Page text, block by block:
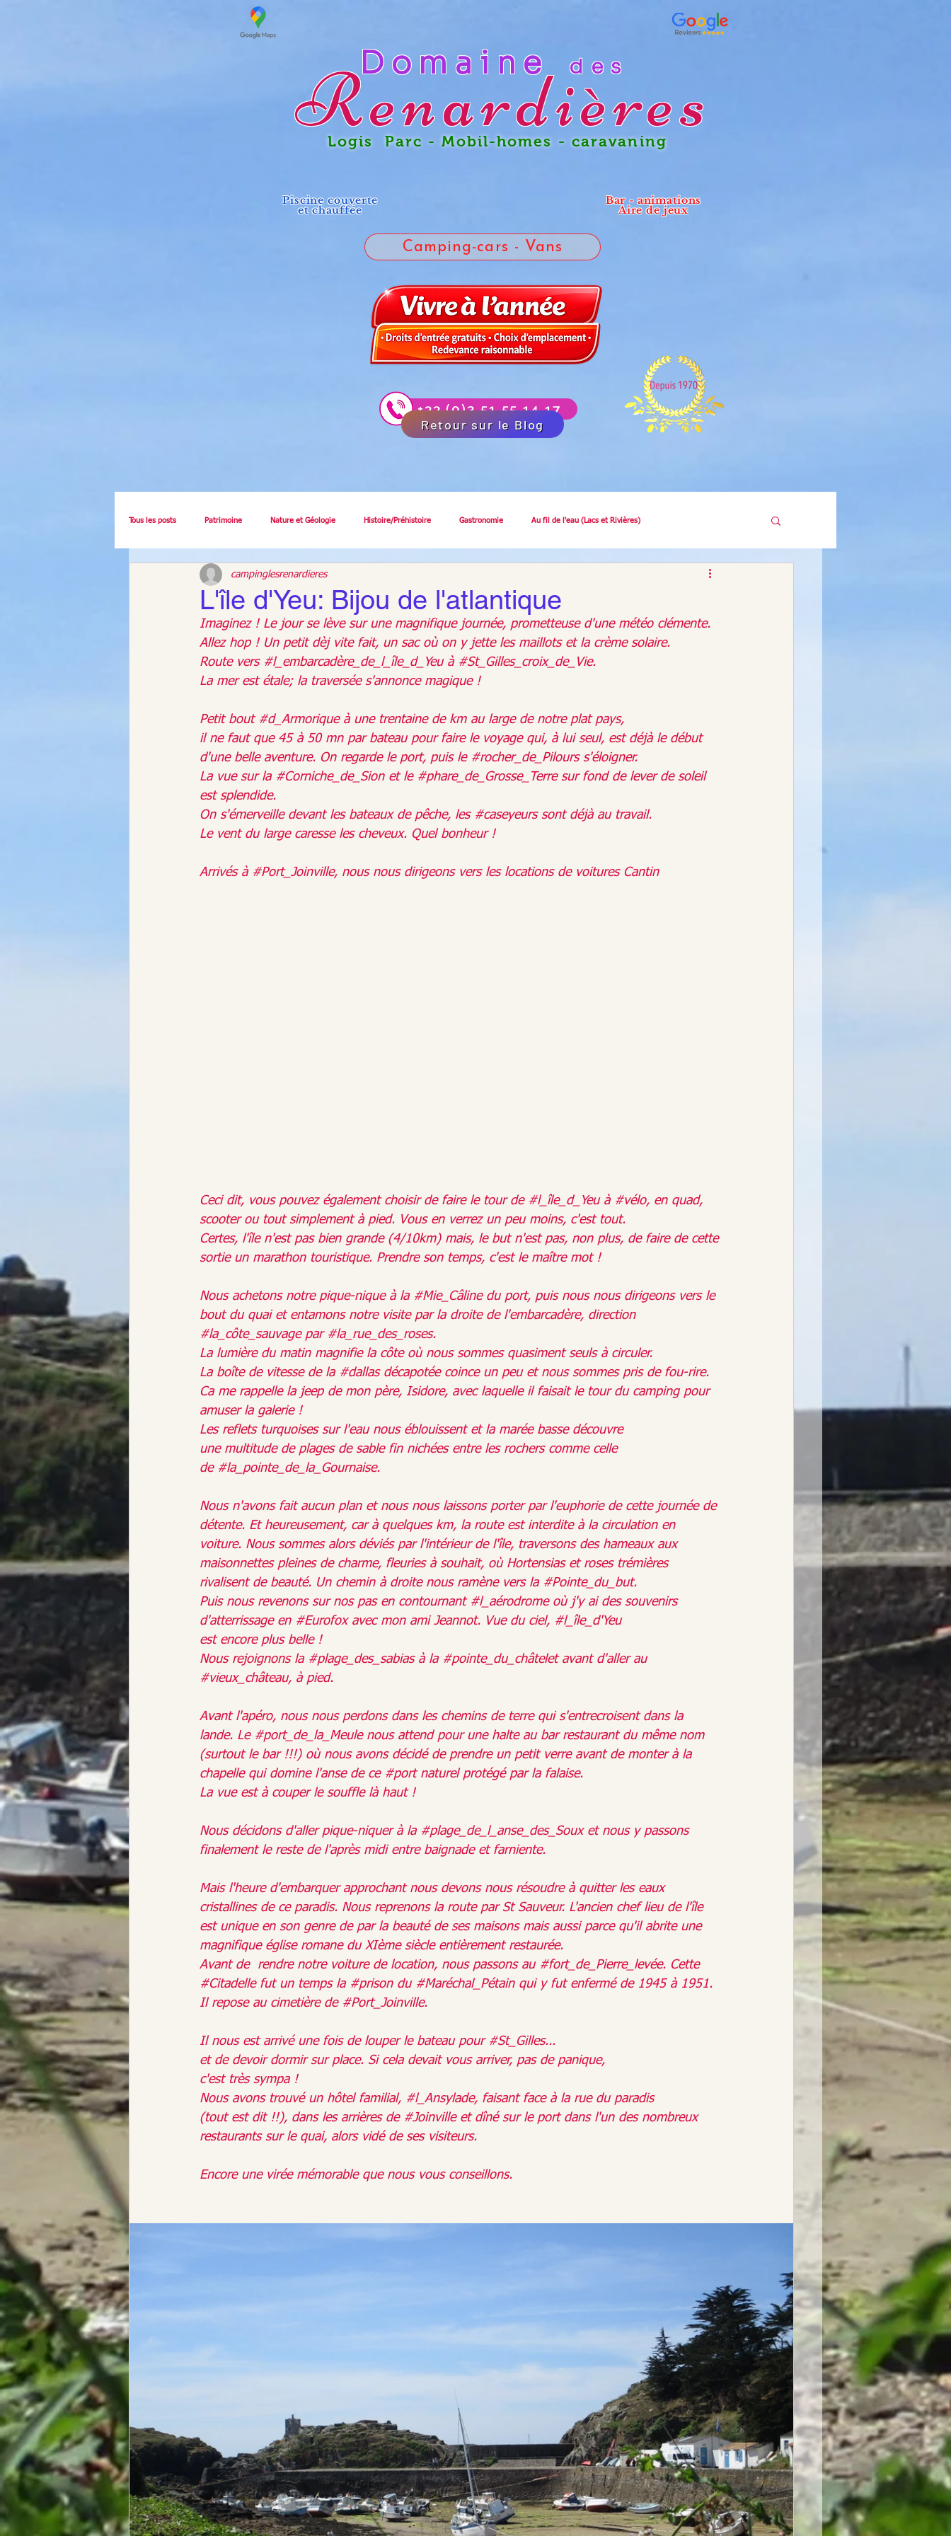
Domaine des
Renardières
Logis Parc - Mobil-homes - caravaning
Piscine couverte
et chauffée
Bar - animations
Aire de jeux
Camping-cars - Vans
+33 (0)2 51 55 14 17
Retour sur le Blog
Tous les posts Patrimoine Nature et Géologie Histoire/Préhistoire Gastronomie Au fil de l'eau (Lacs et Rivières)
L'île d'Yeu: Bijou de l'atlantique
campinglesrenardieres
Imaginez ! Le jour se lève sur une magnifique journée, prometteuse d'une météo clémente.
Allez hop ! Un petit dèj vite fait, un sac où on y jette les maillots et la crème solaire.
Route vers #l_embarcadère_de_l_île_d_Yeu à #St_Gilles_croix_de_Vie.
La mer est étale; la traversée s'annonce magique !
Petit bout #d_Armorique à une trentaine de km au large de notre plat pays,
il ne faut que 45 à 50 mn par bateau pour faire le voyage qui, à lui seul, est déjà le début
d'une belle aventure. On regarde le port, puis le #rocher_de_Pilours s'éloigner.
La vue sur la #Corniche_de_Sion et le #phare_de_Grosse_Terre sur fond de lever de soleil
est splendide.
On s'émerveille devant les bateaux de pêche, les #caseyeurs sont déjà au travail.
Le vent du large caresse les cheveux. Quel bonheur !
Arrivés à #Port_Joinville, nous nous dirigeons vers les locations de voitures Cantin
Ceci dit, vous pouvez également choisir de faire le tour de #l_île_d_Yeu à #vélo, en quad,
scooter ou tout simplement à pied. Vous en verrez un peu moins, c'est tout.
Certes, l'île n'est pas bien grande (4/10km) mais, le but n'est pas, non plus, de faire de cette
sortie un marathon touristique. Prendre son temps, c'est le maître mot !
Nous achetons notre pique-nique à la #Mie_Câline du port, puis nous nous dirigeons vers le
bout du quai et entamons notre visite par la droite de l'embarcadère, direction
#la_côte_sauvage par #la_rue_des_roses.
La lumière du matin magnifie la côte où nous sommes quasiment seuls à circuler.
La boîte de vitesse de la #dallas décapotée coince un peu et nous sommes pris de fou-rire.
Ca me rappelle la jeep de mon père, Isidore, avec laquelle il faisait le tour du camping pour
amuser la galerie !
Les reflets turquoises sur l'eau nous éblouissent et la marée basse découvre
une multitude de plages de sable fin nichées entre les rochers comme celle
de #la_pointe_de_la_Gournaise.
Nous n'avons fait aucun plan et nous nous laissons porter par l'euphorie de cette journée de
détente. Et heureusement, car à quelques km, la route est interdite à la circulation en
voiture. Nous sommes alors déviés par l'intérieur de l'île, traversons des hameaux aux
maisonnettes pleines de charme, fleuries à souhait, où Hortensias et roses trémières
rivalisent de beauté. Un chemin à droite nous ramène vers la #Pointe_du_but.
Puis nous revenons sur nos pas en contournant #l_aérodrome où j'y ai des souvenirs
d'atterrissage en #Eurofox avec mon ami Jeannot. Vue du ciel, #l_île_d'Yeu
est encore plus belle !
Nous rejoignons la #plage_des_sabias à la #pointe_du_châtelet avant d'aller au
#vieux_château, à pied.
Avant l'apéro, nous nous perdons dans les chemins de terre qui s'entrecroisent dans la
lande. Le #port_de_la_Meule nous attend pour une halte au bar restaurant du même nom
(surtout le bar !!!) où nous avons décidé de prendre un petit verre avant de monter à la
chapelle qui domine l'anse de ce #port naturel protégé par la falaise.
La vue est à couper le souffle là haut !
Nous décidons d'aller pique-niquer à la #plage_de_l_anse_des_Soux et nous y passons
finalement le reste de l'après midi entre baignade et farniente.
Mais l'heure d'embarquer approchant nous devons nous résoudre à quitter les eaux
cristallines de ce paradis. Nous reprenons la route par St Sauveur. L'ancien chef lieu de l'île
est unique en son genre de par la beauté de ses maisons mais aussi parce qu'il abrite une
magnifique église romane du XIème siècle entièrement restaurée.
Avant de  rendre notre voiture de location, nous passons au #fort_de_Pierre_levée. Cette
#Citadelle fut un temps la #prison du #Maréchal_Pétain qui y fut enfermé de 1945 à 1951.
Il repose au cimetière de #Port_Joinville.
Il nous est arrivé une fois de louper le bateau pour #St_Gilles...
et de devoir dormir sur place. Si cela devait vous arriver, pas de panique,
c'est très sympa !
Nous avons trouvé un hôtel familial, #l_Ansylade, faisant face à la rue du paradis
(tout est dit !!), dans les arrières de #Joinville et dîné sur le port dans l'un des nombreux
restaurants sur le quai, alors vidé de ses visiteurs.
Encore une virée mémorable que nous vous conseillons.